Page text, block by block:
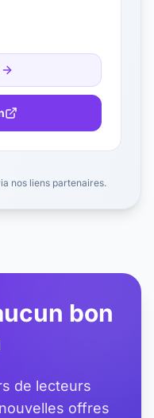
nos liens partenaires.
bon
de lecteurs
offres